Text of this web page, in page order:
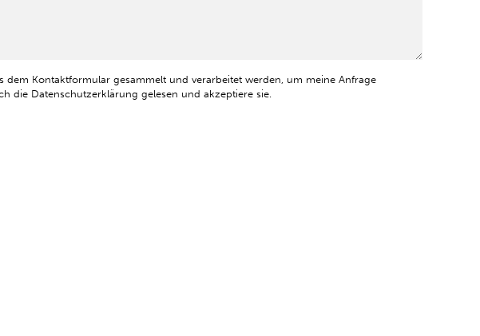
dem Kontaktformular gesammelt und verarbeitet werden, um meine Anfrage
die Datenschutzerklärung gelesen und akzeptiere sie.